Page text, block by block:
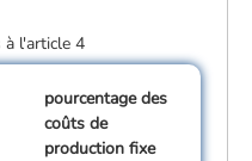
à l'article 4
pourcentage des
coûts de
production fixe